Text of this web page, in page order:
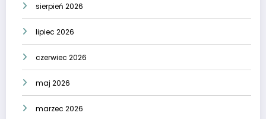
sierpień 2026
lipiec 2026
czerwiec 2026
maj 2026
marzec 2026